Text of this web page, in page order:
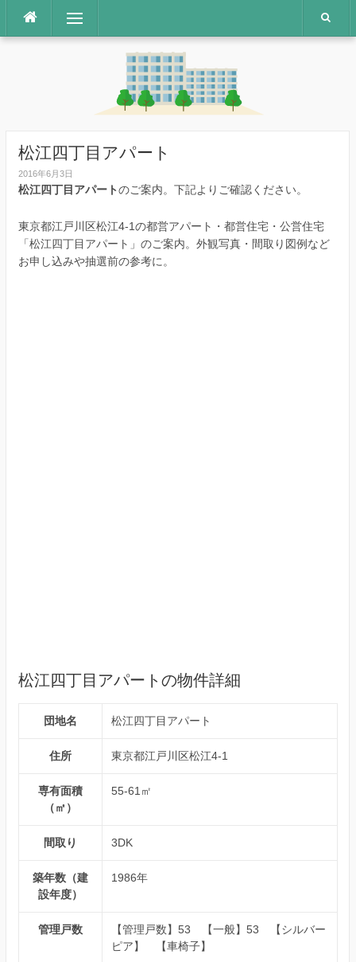
テ
メニュー
松江四丁目アパート
2016年6月3日
松江四丁目アパートのご案内。下記よりご確認ください。
東京都江戸川区松江4-1の都営アパート・都営住宅・公営住宅
「松江四丁目アパート」のご案内。外観写真・間取り図例など
お申し込みや抽選前の参考に。
松江四丁目アパートの物件詳細
団地名 松江四丁目アパート
住所 東京都江戸川区松江4-1
専有面積
（㎡）
55-61㎡
間取り 3DK
築年数（建
設年度）
1986年
管理戸数
【管理戸数】53 【一般】53 【シルバー
ピア】 【車椅子】